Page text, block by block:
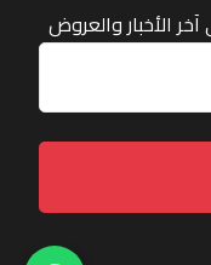
الأخبار والعروض